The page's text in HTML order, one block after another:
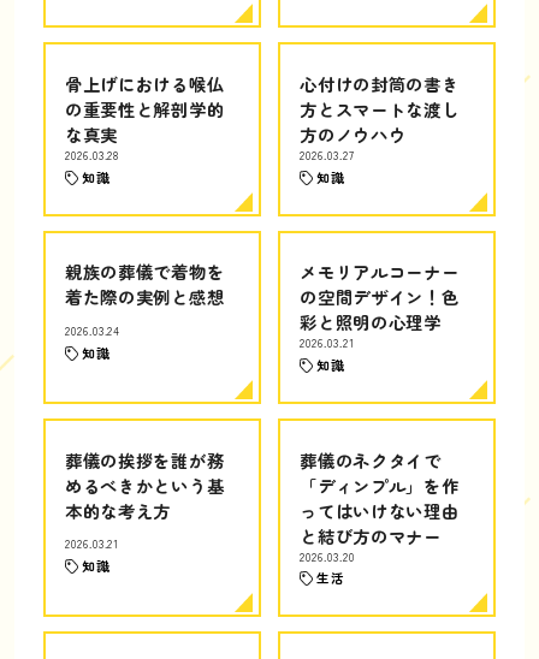
骨上げにおける喉仏
の重要性と解剖学的
な真実
2026.03.28
知識
心付けの封筒の書き
方とスマートな渡し
方のノウハウ
2026.03.27
知識
親族の葬儀で着物を
着た際の実例と感想
2026.03.24
知識
メモリアルコーナー
の空間デザイン！色
彩と照明の心理学
2026.03.21
知識
葬儀の挨拶を誰が務
めるべきかという基
本的な考え方
2026.03.21
知識
葬儀のネクタイで
「ディンプル」を作
ってはいけない理由
と結び方のマナー
2026.03.20
生活